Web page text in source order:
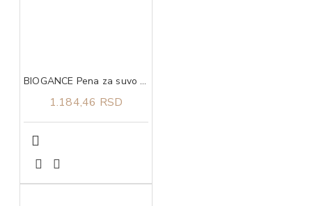
BIOGANCE Pena za suvo pranje kod pasa No Rinse Foamer Dog 200ml
1.184,46 RSD